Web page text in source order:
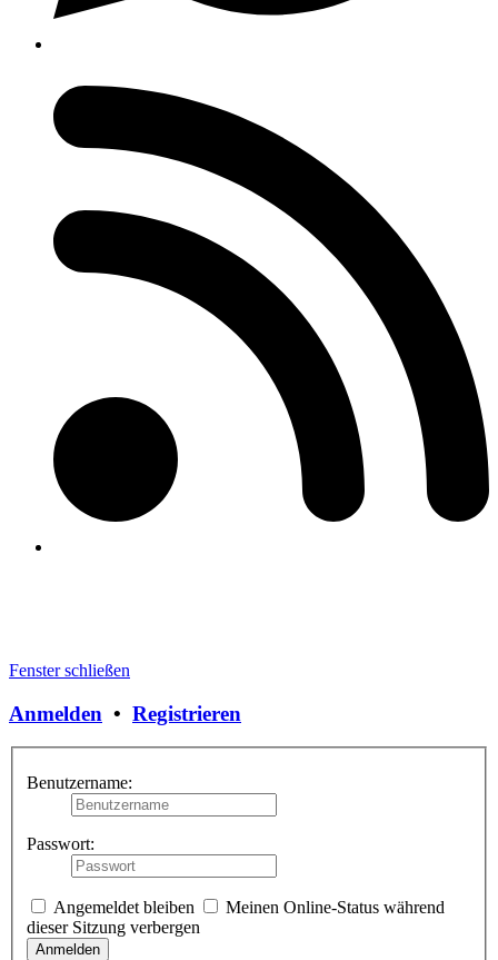
Fenster schließen
Anmelden • Registrieren
Benutzername:
Passwort:
Angemeldet bleiben
Meinen Online-Status während
dieser Sitzung verbergen